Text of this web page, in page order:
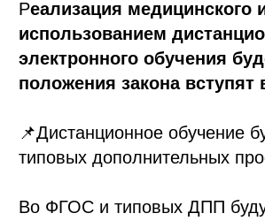
Реализация медицинского
использованием
электронного обучения
положения закона вступят
📌Дистанционное обучение
типовых дополнительных
Во ФГОС и типовых ДПП